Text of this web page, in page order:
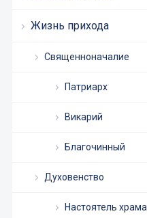
Жизнь прихода
Священноначалие
Патриарх
Викарий
Благочинный
Духовенство
Настоятель храма